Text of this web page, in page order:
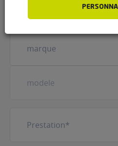
Votre
véhicule(Nécessaire)